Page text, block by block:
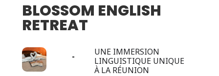
BLOSSOM ENGLISH
RETREAT
UNE IMMERSION
LINGUISTIQUE UNIQUE
À LA RÉUNION